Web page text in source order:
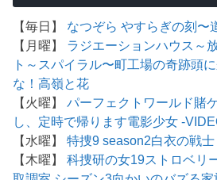
【毎日】 なつぞら やすらぎの刻〜
【月曜】 ラジエーションハウス～
ト～ スパイラル〜町工場の奇跡頭
な！高嶺と花
【火曜】パーフェクトワールド賭
し、定時で帰ります電影少女 -
【水曜】特捜9 season2白衣の戦
【木曜】科捜研の女19ストロベリ